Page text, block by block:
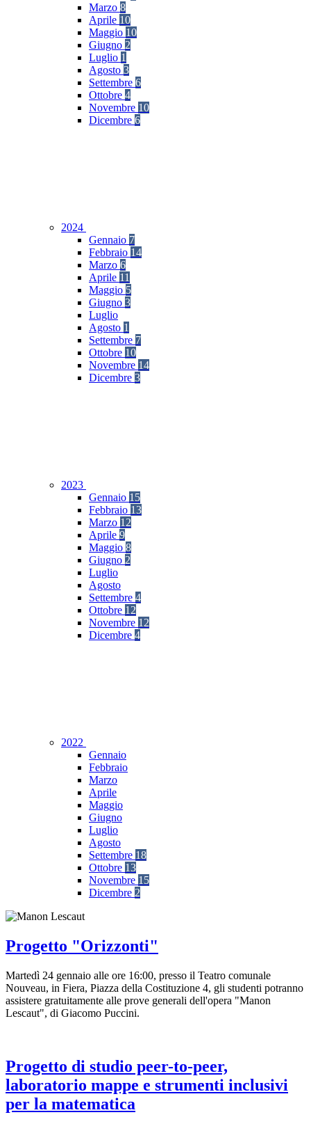
Marzo 8
Aprile 10
Maggio 10
Giugno 2
Luglio 1
Agosto 3
Settembre 6
Ottobre 4
Novembre 10
Dicembre 6
2024
Gennaio 7
Febbraio 14
Marzo 6
Aprile 11
Maggio 5
Giugno 3
Luglio
Agosto 1
Settembre 7
Ottobre 10
Novembre 14
Dicembre 3
2023
Gennaio 15
Febbraio 13
Marzo 12
Aprile 9
Maggio 8
Giugno 2
Luglio
Agosto
Settembre 4
Ottobre 12
Novembre 12
Dicembre 4
2022
Gennaio
Febbraio
Marzo
Aprile
Maggio
Giugno
Luglio
Agosto
Settembre 18
Ottobre 13
Novembre 15
Dicembre 2
Progetto "Orizzonti"
Martedì 24 gennaio alle ore 16:00, presso il Teatro comunale
Nouveau, in Fiera, Piazza della Costituzione 4, gli studenti potranno
assistere gratuitamente alle prove generali dell'opera "Manon
Lescaut", di Giacomo Puccini.
Progetto di studio peer-to-peer,
laboratorio mappe e strumenti inclusivi
per la matematica